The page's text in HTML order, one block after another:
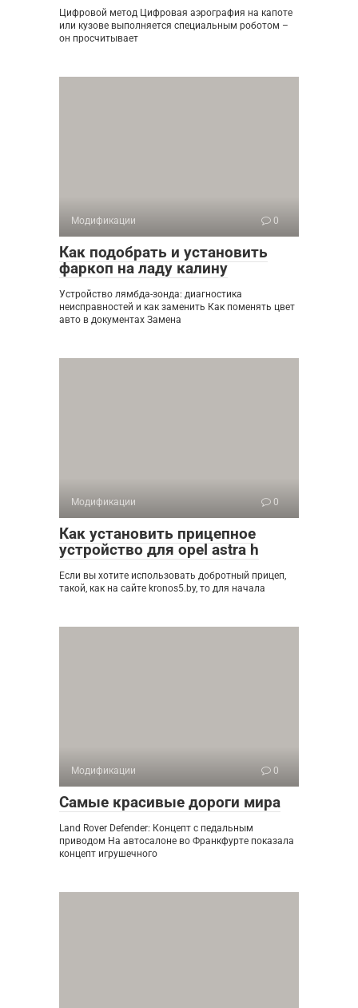
Цифровой метод Цифровая аэрография на капоте
или кузове выполняется специальным роботом –
он просчитывает
Модификации 0
Как подобрать и установить
фаркоп на ладу калину
Устройство лямбда-зонда: диагностика
неисправностей и как заменить Как поменять цвет
авто в документах Замена
Модификации 0
Как установить прицепное
устройство для opel astra h
Если вы хотите использовать добротный прицеп,
такой, как на сайте kronos5.by, то для начала
Модификации 0
Самые красивые дороги мира
Land Rover Defender: Концепт с педальным
приводом На автосалоне во Франкфурте показала
концепт игрушечного